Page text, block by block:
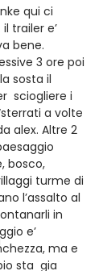
trailer e’
bene.
3 ore poi
sosta il
sciogliere i
a volte
alex. Altre 2
bosco,
turme di
l’assalto al
in
e’
ma e
sta  gia